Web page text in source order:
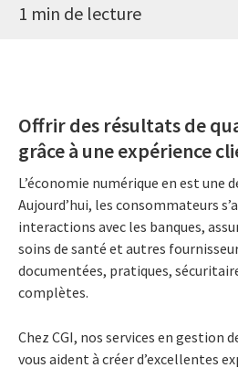
1 min de lecture
Offrir des résultats de
grâce à une expérience
L’économie numérique en est une
Aujourd’hui, les consommateurs
interactions avec les banques,
soins de santé et autres
documentées, pratiques,
complètes.
Chez CGI, nos services en gestion
vous aident à créer d’excellentes